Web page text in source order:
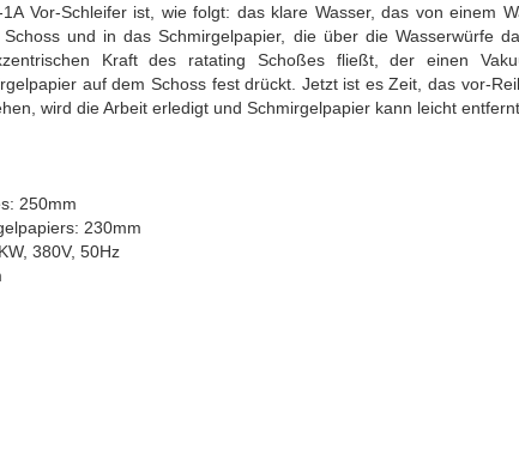
Vor-Schleifer ist, wie folgt: das klare Wasser, das von einem
und in das Schmirgelpapier, die über die Wasserwürfe
Kraft des ratating Schoßes fließt, der einen
auf dem Schoss fest drückt. Jetzt ist es Zeit, das vor-
wird die Arbeit erledigt und Schmirgelpapier kann leicht
250mm
230mm
380V, 50Hz